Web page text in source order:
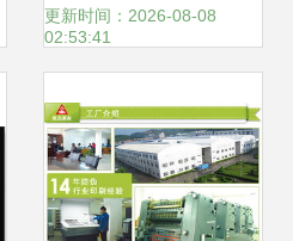
中的原创定制之道
更新时间：2026-08-08
02:53:41